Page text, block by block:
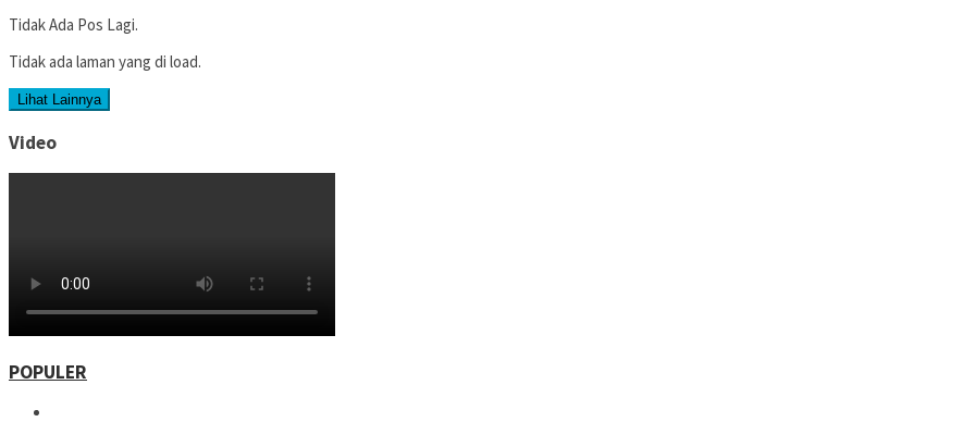
Tidak Ada Pos Lagi.
Tidak ada laman yang di load.
Lihat Lainnya
Video
POPULER